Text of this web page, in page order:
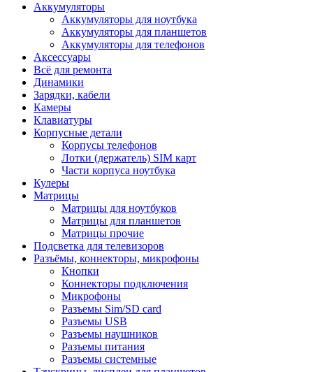
Аккумуляторы
Аккумуляторы для ноутбука
Аккумуляторы для планшетов
Аккумуляторы для телефонов
Аксессуары
Всё для ремонта
Динамики
Зарядки, кабели
Камеры
Клавиатуры
Корпусные детали
Корпусы телефонов
Лотки (держатель) SIM карт
Части корпуса ноутбука
Кулеры
Матрицы
Матрицы для ноутбуков
Матрицы для планшетов
Матрицы прочие
Подсветка для телевизоров
Разъёмы, коннекторы, микрофоны
Кнопки
Коннекторы подключения
Микрофоны
Разъемы Sim/SD card
Разъемы USB
Разъемы наушников
Разъемы питания
Разъемы системные